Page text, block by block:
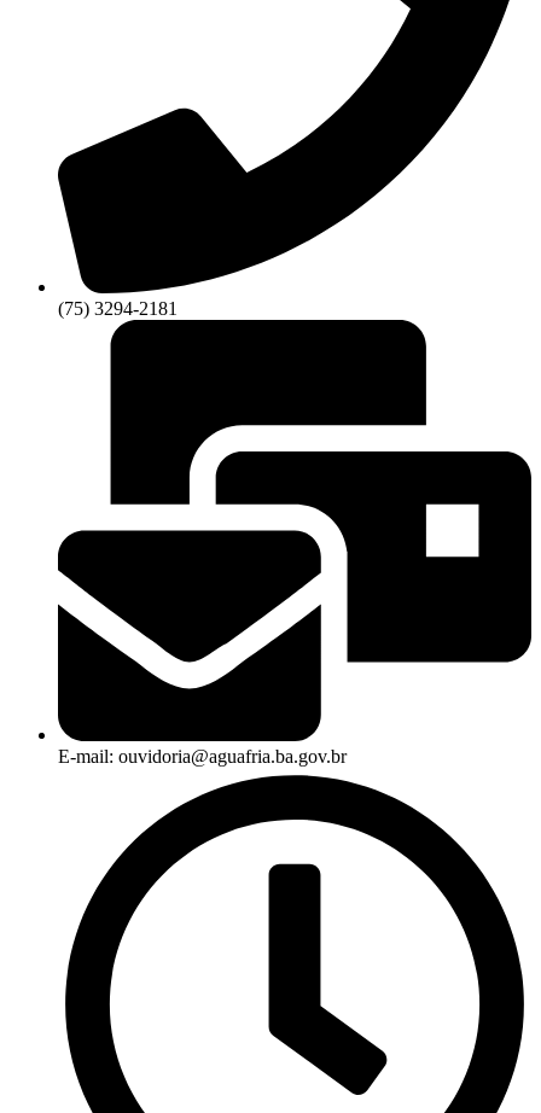
(75) 3294-2181
E-mail: ouvidoria@aguafria.ba.gov.br